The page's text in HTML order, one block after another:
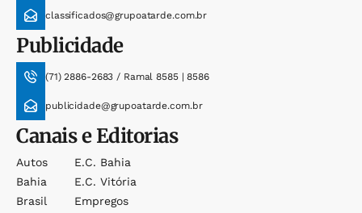
classificados@grupoatarde.com.br
Publicidade
(71) 2886-2683 / Ramal 8585 | 8586
publicidade@grupoatarde.com.br
Canais e Editorias
Autos
Bahia
Brasil
E.c. Bahia
E.c. Vitória
Empregos